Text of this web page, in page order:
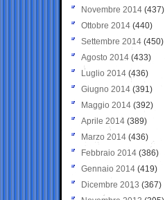
Novembre 2014 (437)
Ottobre 2014 (440)
Settembre 2014 (450)
Agosto 2014 (433)
Luglio 2014 (436)
Giugno 2014 (391)
Maggio 2014 (392)
Aprile 2014 (389)
Marzo 2014 (436)
Febbraio 2014 (386)
Gennaio 2014 (419)
Dicembre 2013 (367)